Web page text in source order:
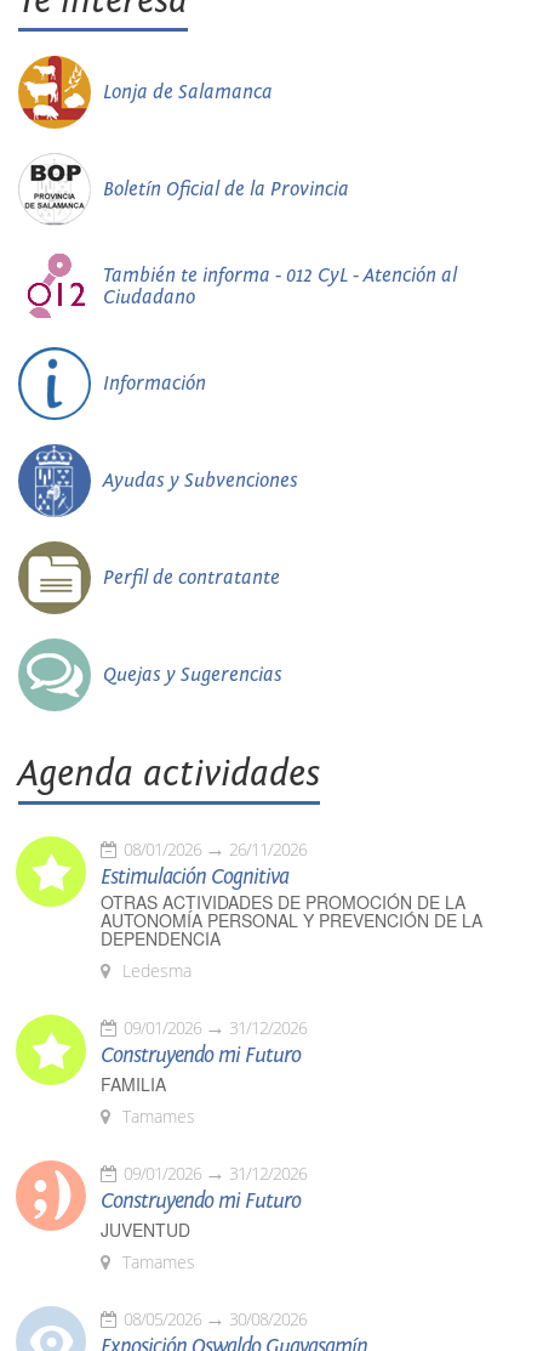
Lonja de Salamanca
Boletín Oficial de la Provincia
También te informa - 012 CyL - Atención al
Ciudadano
Información
Ayudas y Subvenciones
Perfil de contratante
Quejas y Sugerencias
Agenda actividades
08/01/2026 26/11/2026
Estimulación Cognitiva
OTRAS ACTIVIDADES DE PROMOCIÓN DE LA
AUTONOMÍA PERSONAL Y PREVENCIÓN DE LA
DEPENDENCIA
Ledesma
09/01/2026 31/12/2026
Construyendo mi Futuro
FAMILIA
Tamames
09/01/2026 31/12/2026
Construyendo mi Futuro
JUVENTUD
Tamames
08/05/2026 30/08/2026